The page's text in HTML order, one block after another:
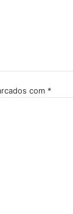
com *